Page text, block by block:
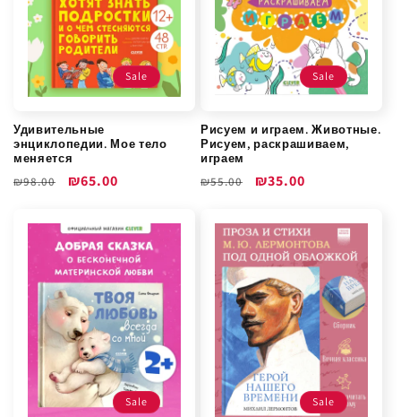
Sale
Удивительные
энциклопедии. Мое тело
меняется
Обычная
₪98.00
Цена
скидкой
₪65.00
Sale
Рисуем и играем. Животные.
Рисуем, раскрашиваем,
играем
Обычная
₪55.00
Цена
скидкой
₪35.00
Sale Sale